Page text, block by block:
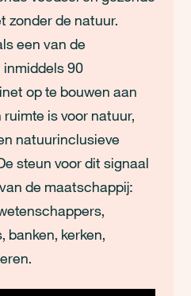
zonder de natuur.
een van de
90
op te bouwen aan
is voor natuur,
natuurinclusieve
steun voor dit signaal
de maatschappij:
banken, kerken,